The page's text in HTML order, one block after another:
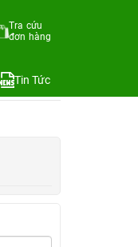
Tra cứu
đơn hàng
Tin Tức